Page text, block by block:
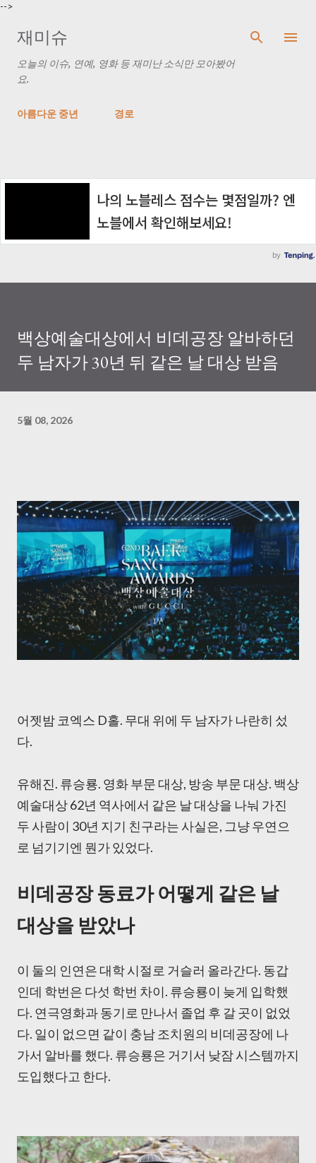
-->
재미슈
오늘의 이슈, 연예, 영화 등 재미난 소식만 모아봤어
요.
아름다운 중년 경로
백상예술대상에서 비데공장 알바하던
두 남자가 30년 뒤 같은 날 대상 받음
5월 08, 2026
어젯밤 코엑스 D홀. 무대 위에 두 남자가 나란히 섰
다.
유해진. 류승룡. 영화 부문 대상, 방송 부문 대상. 백상
예술대상 62년 역사에서 같은 날 대상을 나눠 가진
두 사람이 30년 지기 친구라는 사실은, 그냥 우연으
로 넘기기엔 뭔가 있었다.
비데공장 동료가 어떻게 같은 날
대상을 받았나
이 둘의 인연은 대학 시절로 거슬러 올라간다. 동갑
인데 학번은 다섯 학번 차이. 류승룡이 늦게 입학했
다. 연극영화과 동기로 만나서 졸업 후 갈 곳이 없었
다. 일이 없으면 같이 충남 조치원의 비데공장에 나
가서 알바를 했다. 류승룡은 거기서 낮잠 시스템까지
도입했다고 한다.